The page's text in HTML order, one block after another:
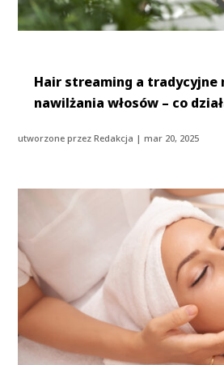
Hair streaming a tradycyjne
nawilżania włosów – co
utworzone przezRedakcja |mar 20, 2025